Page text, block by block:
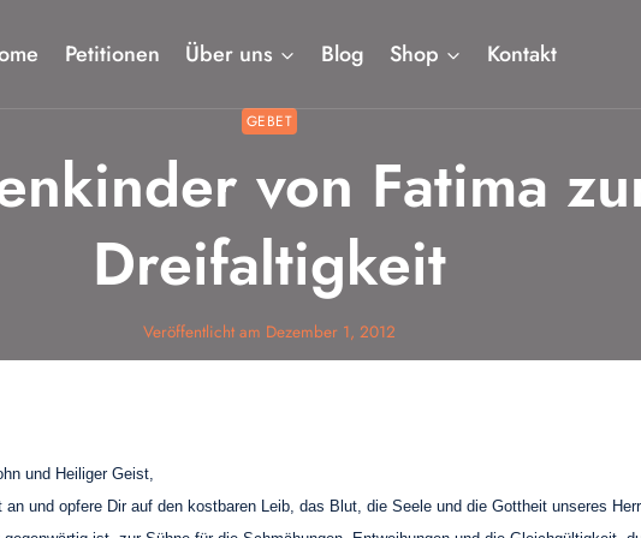
Petitionen Über uns Blog Shop Kontakt
GEBET
von Fatima
Dreifaltigkeit
Veröffentlicht am Dezember 1, 2012
und Heiliger Geist,
und opfere Dir auf den kostbaren Leib, das Blut, die Seele und die Gottheit unseres